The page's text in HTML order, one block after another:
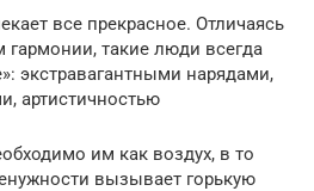
все прекрасное. Отличаясь
такие люди всегда
экстравагантными нарядами,
артистичностью
им как воздух, в то
вызывает горькую